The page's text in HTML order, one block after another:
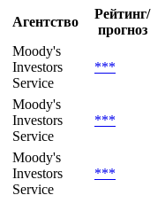
Текущие
Агентство
Рейтинг/
Moody's
Investors
Service
***
Moody's
Investors
Service
***